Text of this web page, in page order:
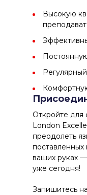
Высокую
Откройте для
London
преодолеть
ваших руках —
уже сегодня!
Запишитесь